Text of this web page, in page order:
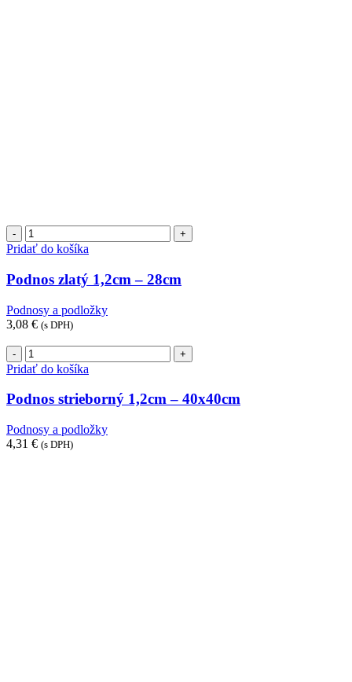
množstvo
Podnos
1,2cm
-
Pridať do košíka
Podnos zlatý 1,2cm – 28cm
Podnosy a podložky
3,08 € (s DPH)
množstvo
Podnos
1,2cm
-
40x40cm
Pridať do košíka
Podnos strieborný 1,2cm – 40x40cm
Podnosy a podložky
4,31 € (s DPH)